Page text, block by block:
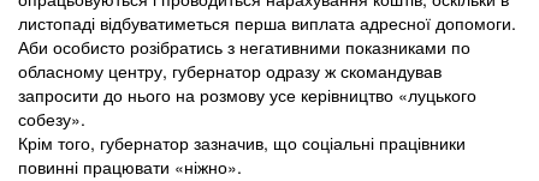
листопаді відбуватиметься перша виплата адресної допомоги.
Аби особисто розібратись з негативними показниками по
обласному центру, губернатор одразу ж скомандував
запросити до нього на розмову усе керівництво «луцького
собезу».
Крім того, губернатор зазначив, що соціальні працівники
повинні працювати «ніжно».